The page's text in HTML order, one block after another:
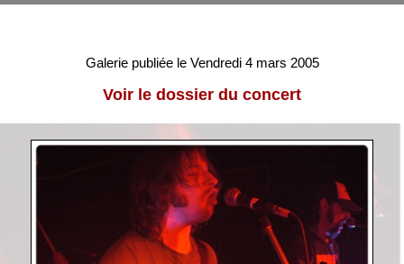
Galerie publiée le Vendredi 4 mars 2005
Voir le dossier du concert